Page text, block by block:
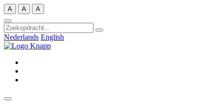
Zum
Inhalt
springen
A A A
Nederlands English